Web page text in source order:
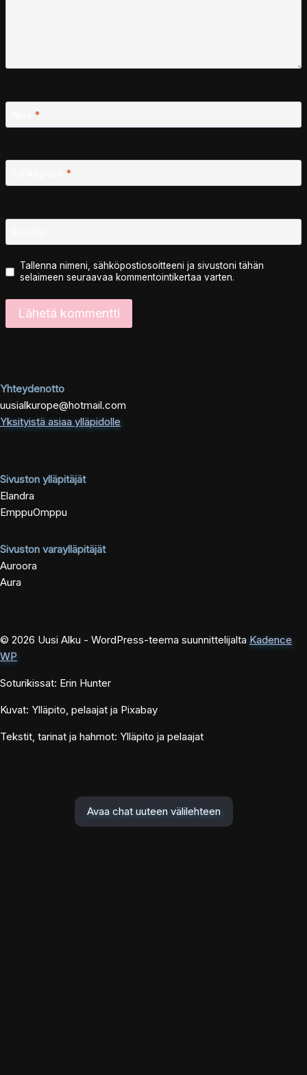
*
*
Tallenna nimeni, sähköpostiosoitteeni ja sivustoni tähän
selaimeen seuraavaa kommentointikertaa varten.
Yhteydenotto
uusialkurope@hotmail.com
Yksityistä asiaa ylläpidolle
Sivuston ylläpitäjät
Elandra
EmppuOmppu
Sivuston varaylläpitäjät
Auroora
Aura
© 2026 Uusi Alku - WordPress-teema suunnittelijalta Kadence
WP
Soturikissat: Erin Hunter
Kuvat: Ylläpito, pelaajat ja Pixabay
Tekstit, tarinat ja hahmot: Ylläpito ja pelaajat
Avaa chat uuteen välilehteen